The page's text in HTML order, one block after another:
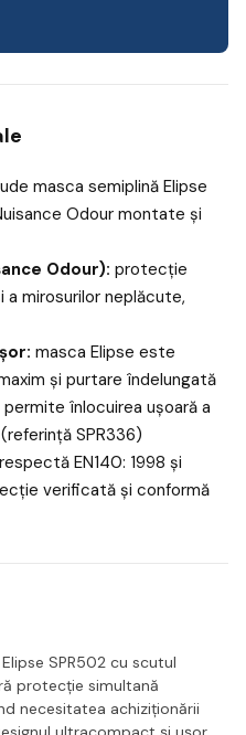
masca semiplină Elipse
Odour montate și
Odour): protecție
mirosurilor neplăcute,
masca Elipse este
și purtare îndelungată
înlocuirea ușoară a
SPR336)
EN140: 1998 și
verificată și conformă
SPR502 cu scutul
protecție simultană
necesitatea achiziționării